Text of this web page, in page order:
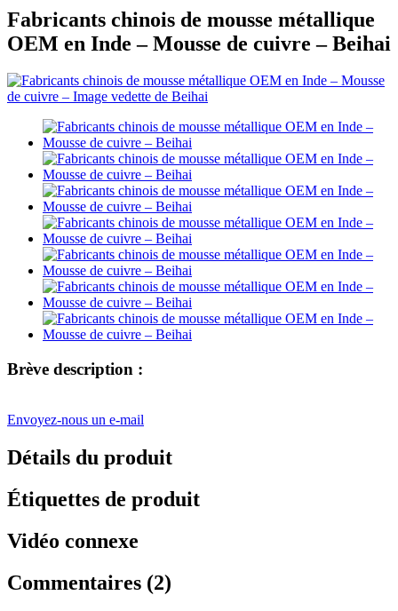
Fabricants chinois de mousse métallique
OEM en Inde – Mousse de cuivre – Beihai
Brève description :
Envoyez-nous un e-mail
Détails du produit
Étiquettes de produit
Vidéo connexe
Commentaires (2)